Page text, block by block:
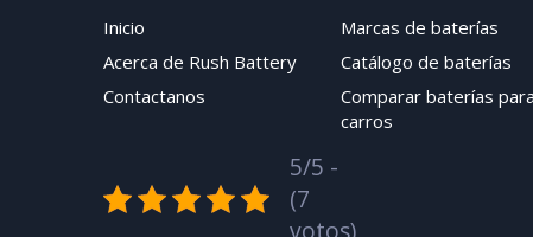
Inicio
Acerca de Rush Battery
Contactanos
5/5 -
(7
votos)
Marcas de baterías
Catálogo de baterías
Comparar baterías para
carros